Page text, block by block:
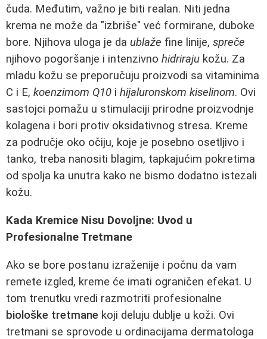
čuda. Međutim, važno je biti realan. Niti jedna
krema ne može da "izbriše" već formirane, duboke
bore. Njihova uloga je da ublaže fine linije, spreče
njihovo pogoršanje i intenzivno hidriraju kožu. Za
mladu kožu se preporučuju proizvodi sa vitaminima
C i E, koenzimom Q10 i hijaluronskom kiselinom. Ovi
sastojci pomažu u stimulaciji prirodne proizvodnje
kolagena i bori protiv oksidativnog stresa. Kreme
za područje oko očiju, koje je posebno osetljivo i
tanko, treba nanositi blagim, tapkajućim pokretima
od spolja ka unutra kako ne bismo dodatno istezali
kožu.
Kada Kremice Nisu Dovoljne: Uvod u
Profesionalne Tretmane
Ako se bore postanu izraženije i počnu da vam
remete izgled, kreme će imati ograničen efekat. U
tom trenutku vredi razmotriti profesionalne
biološke tretmane koji deluju dublje u koži. Ovi
tretmani se sprovode u ordinacijama dermatologa